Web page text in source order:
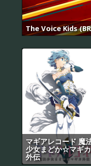
The Voice Kids
マギアレコード 魔
少女まどか☆マギカ
外伝